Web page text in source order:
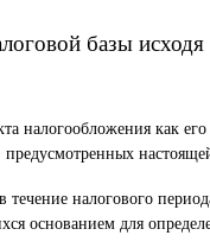
базы
налогообложения как
налогового
основанием для